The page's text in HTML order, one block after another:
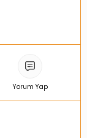
Yorum Yap